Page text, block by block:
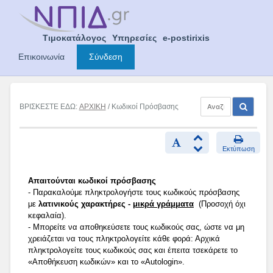
Τιμοκατάλογος Υπηρεσίες
e-postirixis
Επικοινωνία
Σύνδεση
ΒΡΙΣΚΕΣΤΕ ΕΔΩ: ΑΡΧΙΚΗ / Κωδικοί Πρόσβασης
Εκτύπωση
Απαιτούνται κωδικοί πρόσβασης
- Παρακαλούμε πληκτρολογήστε τους κωδικούς πρόσβασης
με λατινικούς χαρακτήρες - μικρά γράμματα (Προσοχή όχι
κεφαλαία).
- Μπορείτε να αποθηκεύσετε τους κωδικούς σας, ώστε να μη
χρειάζεται να τους πληκτρολογείτε κάθε φορά: Αρχικά
πληκτρολογείτε τους κωδικούς σας και έπειτα τσεκάρετε το
«Αποθήκευση κωδικών» και το «Autologin».